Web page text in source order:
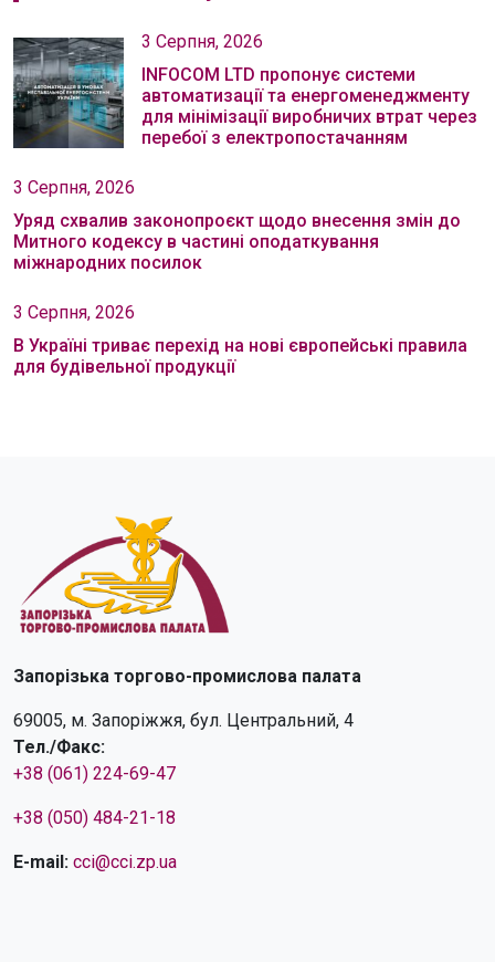
3 Серпня, 2026
INFOCOM LTD пропонує системи
автоматизації та енергоменеджменту
для мінімізації виробничих втрат через
перебої з електропостачанням
3 Серпня, 2026
Уряд схвалив законопроєкт щодо внесення змін до
Митного кодексу в частині оподаткування
міжнародних посилок
3 Серпня, 2026
В Україні триває перехід на нові європейські правила
для будівельної продукції
Запорізька торгово-промислова палата
69005, м. Запоріжжя, бул. Центральний, 4
Тел./Факс:
+38 (061) 224-69-47
+38 (050) 484-21-18
E-mail: cci@cci.zp.ua